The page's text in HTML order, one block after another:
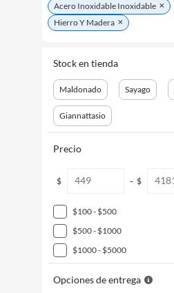
Acero Inoxidable Inoxidable
Hierro Y Madera
Stock en tienda
Maldonado Sayago
Giannattasio
Precio
$ - $
$100 - $500
$500 - $1000
$1000 - $5000
Opciones de entrega